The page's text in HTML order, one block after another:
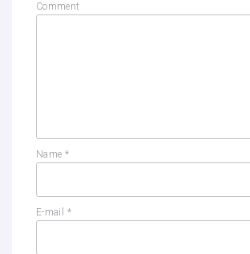
Comment
Name *
E-mail *